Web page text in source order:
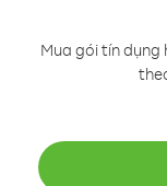
Mua gói tín dụng